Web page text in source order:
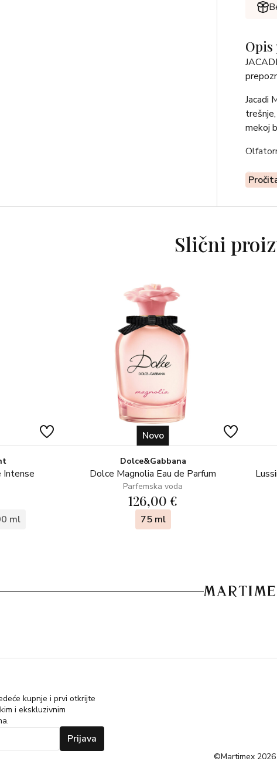
Opis
Jacadi
mekoj
Glavne
Note
Slični
Intense
ml
Novo
Dolce&Gabbana
Dolce Magnolia Eau de Parfum
Parfemska voda
126,00 €
75 ml
kupnje i prvi otkrijte
i ekskluzivnim
Prijava
©Martimex 2026